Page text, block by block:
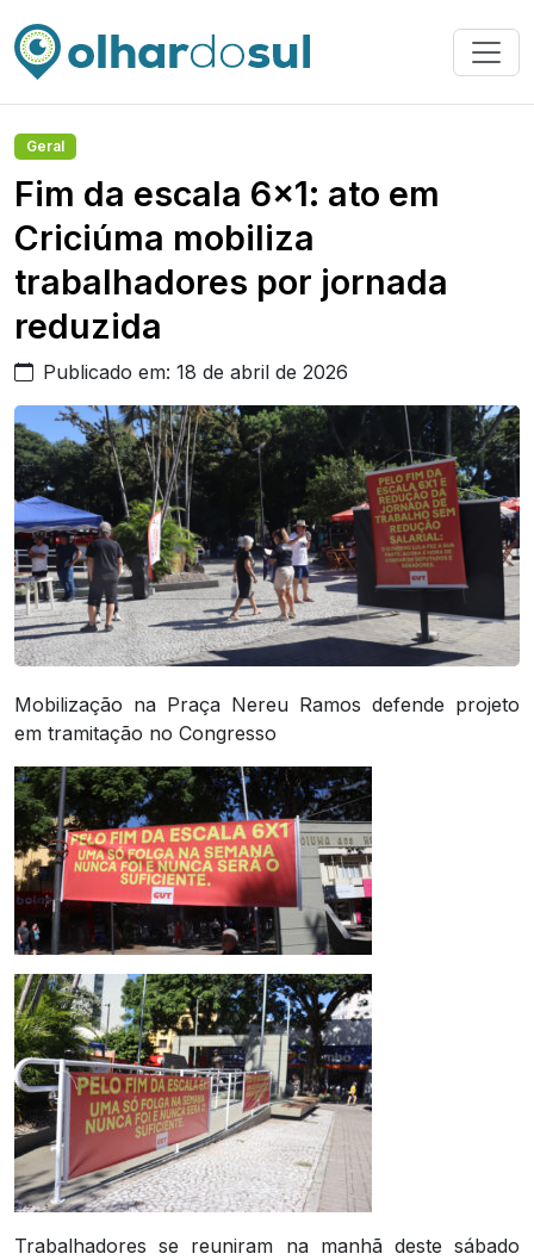
Geral
Fim da escala 6×1: ato em
Criciúma mobiliza
trabalhadores por jornada
reduzida
Publicado em: 18 de abril de 2026
Mobilização na Praça Nereu Ramos defende projeto
em tramitação no Congresso
Trabalhadores se reuniram na manhã deste sábado